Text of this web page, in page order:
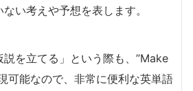
い考えや予想を表します。
説を立てる」という際も、”Make
可能なので、非常に便利な英単語